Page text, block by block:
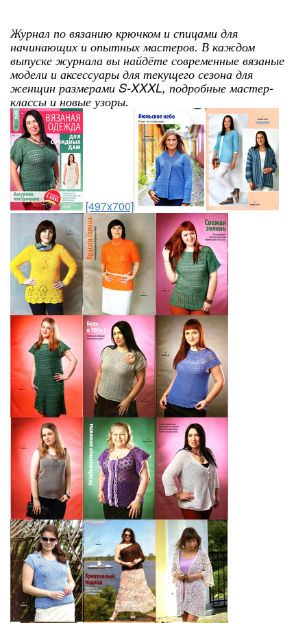
Журнал по вязанию крючком и спицами для
начинающих и опытных мастеров. В каждом
выпуске журнала вы найдёте современные вязаные
модели и аксессуары для текущего сезона для
женщин размерами S-XXXL, подробные мастер-
классы и новые узоры.
[497x700]